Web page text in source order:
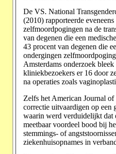
De VS. National
(2010) rapporteerde
zelfmoordpogingen na de
van degenen die een
43 procent van degenen die
ondergingen
Amsterdams onderzoek
kliniekbezoekers er 16 door
na operaties zoals
Zelfs het American Journal of
correctie uitvaardigen op een
waarin werd verduidelijkt dat
meetbaar voordeel bood bij
stemmings- of
ziekenhuisopnames in